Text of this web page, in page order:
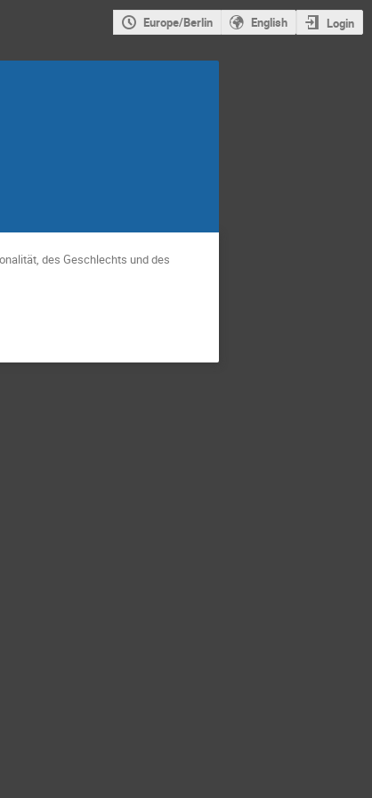
Europe/Berlin English Login
des Geschlechts und des